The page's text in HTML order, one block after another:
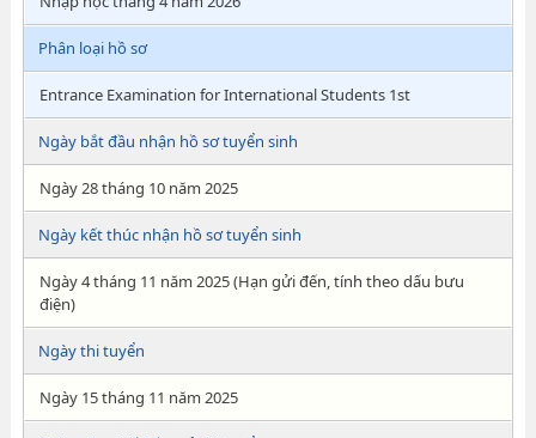
Phân loại hồ sơ
Entrance Examination for International Students 1st
Ngày bắt đầu nhận hồ sơ tuyển sinh
Ngày 28 tháng 10 năm 2025
Ngày kết thúc nhận hồ sơ tuyển sinh
Ngày 4 tháng 11 năm 2025 (Hạn gửi đến, tính theo dấu bưu
điện)
Ngày thi tuyển
Ngày 15 tháng 11 năm 2025